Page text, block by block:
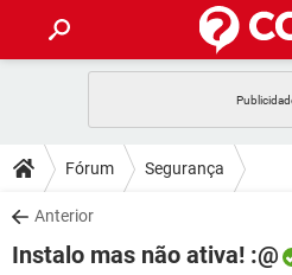
CELULAR
OUTLOOK
INSTAGRAM
DICAS
JOGOS
DOWNLOADS
JOGOS
Fórum Segurança
Anterior
Instalo mas não ativa! :@